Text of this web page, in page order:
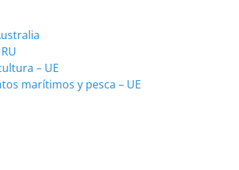
– UE
marítimos y pesca – UE